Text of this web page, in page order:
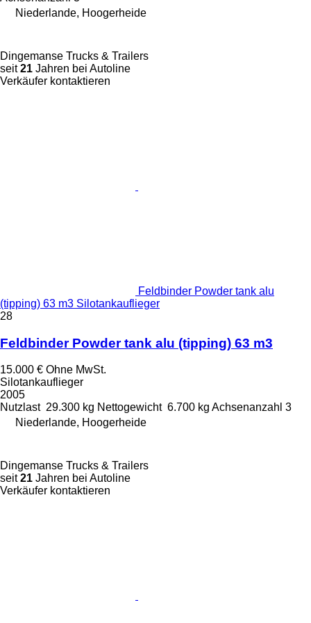
Niederlande, Hoogerheide
Dingemanse Trucks & Trailers
seit21 Jahren bei Autoline
Verkäufer kontaktieren
Feldbinder Powder tank alu
(tipping) 63 m3 Silotankauflieger
28
Feldbinder Powder tank alu (tipping) 63 m3
15.000 € Ohne MwSt.
Silotankauflieger
2005
Nutzlast 29.300 kg Nettogewicht 6.700 kg Achsenanzahl 3
Niederlande, Hoogerheide
Dingemanse Trucks & Trailers
seit21 Jahren bei Autoline
Verkäufer kontaktieren